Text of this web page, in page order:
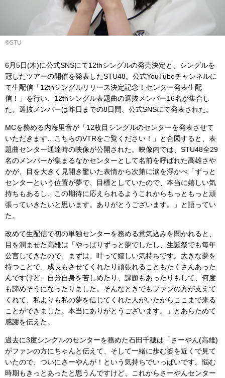
©️STU
6月5日(木)に公式SNSにて12thシングルの発売決定と、シングルを
冠したツアーの開催を発表したSTU48。公式YouTubeチャンネルに
て生配信「12thシングルリリース決定記念！センター発表生配
信！」を行い、12thシングル表題曲の選抜メンバー16名が集合し
た。選抜メンバーは昨日までの8日間、公式SNSにて発表された。
MCを務める内海里音が「12枚目シングルのセンターを発表させて
いただきます…こちらのVTRをご覧ください！」と合図すると、表
題曲センター通達時の映像が公開された。映像内では、STU48全29
名のメンバーが集まるなかセンターとして名前を呼ばれた高雄さや
かが、目を大きく見開き驚いた表情から次第に涙を浮かべ「ずっと
センターという位置が夢で、目標としていたので、本当に嬉しい気
持ちもあるし、この期待に応えられるようこれからもっともっと頑
張っていきたいと思います。ありがとうございます。」と語ってい
た。
改めて生配信で初の単独センターを務める意気込みを聞かれると、
目を潤ませた高雄は「やっぱりずっと夢でしたし、生誕祭でも毎年
公言してきたので、まずは、叶って嬉しい気持ちです。大きな夢を
持つことで、成長もさせてくれたり頑張れることもたくさんあった
んですけど、自分自身を苦しめたり、課題もあったりもして、何度
も諦めそうになったりました。そんなときでもファンの方が支えて
くれて、私よりも私の夢を信じてくれた人がいたからここまで来る
ことができました。本当にありがとうございます。」とあらためて
感謝を伝えた。
過去に3度シングルのセンターを務めた石田千穂は「さーやん(高雄)
がファンの方にちゃんと伝えて、そして一緒に歩む姿を近くで見て
いたので、ついにさーやんが！という気持ちでいっぱいです。悩む
時期もきっとあったと思うんですけど、これからさーやんセンター